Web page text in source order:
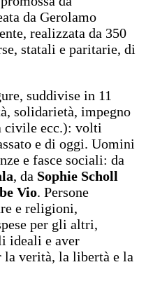
da Gerolamo
realizzata da 350
statali e paritarie, di
suddivise in 11
solidarietà, impegno
civile ecc.): volti
e di oggi. Uomini
e fasce sociali: da
, da Sophie Scholl
Vio. Persone
e religioni,
per gli altri,
ideali e aver
la verità, la libertà e la